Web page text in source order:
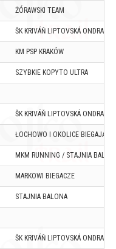
ŻÓRAWSKI TEAM
ŠK KRIVÁŇ LIPTOVSKÁ
KM PSP KRAKÓW
SZYBKIE KOPYTO ULTRA
ŠK KRIVÁŇ LIPTOVSKÁ
ŁOCHOWO I OKOLICE BIEGAJĄ
MKM RUNNING / STAJNIA
MARKOWI BIEGACZE
STAJNIA BALONA
ŠK KRIVÁŇ LIPTOVSKÁ